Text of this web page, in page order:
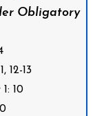
Obligatory
12-13
10